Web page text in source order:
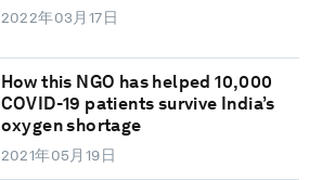
2022年03月17日
How this NGO has helped 10,000
COVID-19 patients survive India’s
oxygen shortage
2021年05月19日